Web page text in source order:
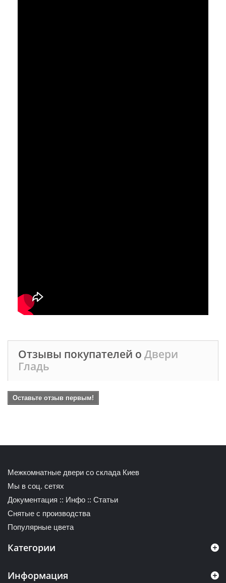
Отзывы покупателей о Двери
Гладь
Оставьте отзыв первым!
Межкомнатные двери со склада Киев
Мы в соц. сетях
Документация :: Инфо :: Статьи
Снятые с производства
Популярные цвета
Категории
Информация